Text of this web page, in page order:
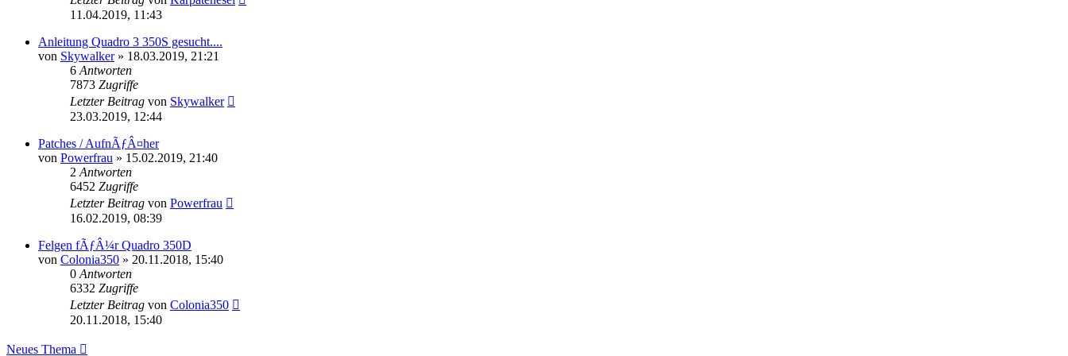
11.04.2019, 11:43
Anleitung Quadro 3 350S gesucht....
von Skywalker» 18.03.2019, 21:21
6 Antworten
7873 Zugriffe
Letzter Beitrag von Skywalker
23.03.2019, 12:44
Patches / AufnÃƒÂ¤her
von Powerfrau » 15.02.2019, 21:40
2 Antworten
6452 Zugriffe
Letzter Beitrag von Powerfrau
16.02.2019, 08:39
Felgen fÃƒÂ¼r Quadro 350D
von Colonia350 » 20.11.2018, 15:40
0 Antworten
6332 Zugriffe
Letzter Beitrag von Colonia350
20.11.2018, 15:40
Neues Thema